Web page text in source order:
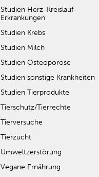
Studien Herz-Kreislauf-
Erkrankungen
Studien Krebs
Studien Milch
Studien Osteoporose
Studien sonstige Krankheiten
Studien Tierprodukte
Tierschutz/Tierrechte
Tierversuche
Tierzucht
Umweltzerstörung
Vegane Ernährung